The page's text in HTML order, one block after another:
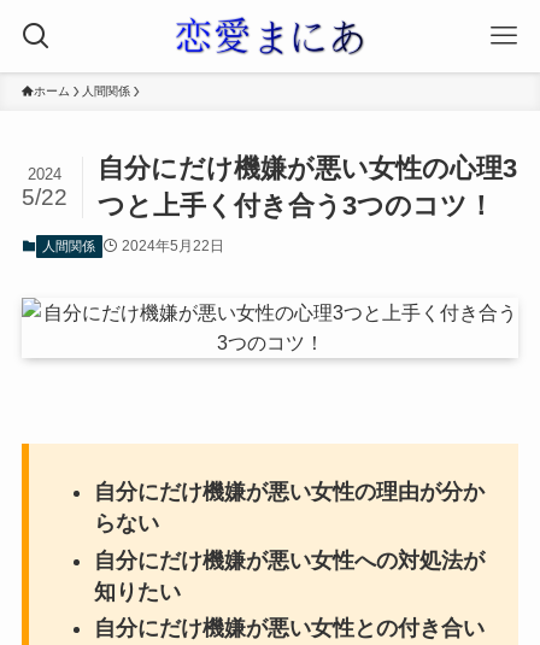
ホーム 人間関係
自分にだけ機嫌が悪い女性の心理3
つと上手く付き合う3つのコツ！
2024
5/22
人間関係 2024年5月22日
自分にだけ機嫌が悪い女性の理由が分か
らない
自分にだけ機嫌が悪い女性への対処法が
知りたい
自分にだけ機嫌が悪い女性との付き合い